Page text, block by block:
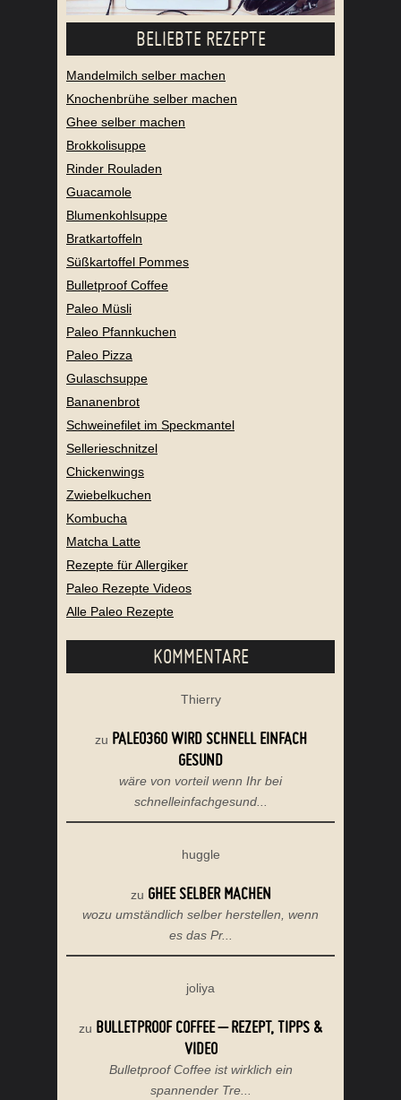
BELIEBTE REZEPTE
Mandelmilch selber machen
Knochenbrühe selber machen
Ghee selber machen
Brokkolisuppe
Rinder Rouladen
Guacamole
Blumenkohlsuppe
Bratkartoffeln
Süßkartoffel Pommes
Bulletproof Coffee
Paleo Müsli
Paleo Pfannkuchen
Paleo Pizza
Gulaschsuppe
Bananenbrot
Schweinefilet im Speckmantel
Sellerieschnitzel
Chickenwings
Zwiebelkuchen
Kombucha
Matcha Latte
Rezepte für Allergiker
Paleo Rezepte Videos
Alle Paleo Rezepte
KOMMENTARE
Thierry
zu PALEO360 WIRD SCHNELL EINFACH
GESUND
wäre von vorteil wenn Ihr bei
schnelleinfachgesund...
huggle
zu GHEE SELBER MACHEN
wozu umständlich selber herstellen, wenn
es das Pr...
joliya
zu BULLETPROOF COFFEE – REZEPT, TIPPS &
VIDEO
Bulletproof Coffee ist wirklich ein
spannender Tre...